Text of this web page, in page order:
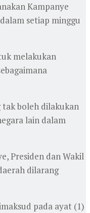
Kampanye
setiap minggu
melakukan
tak boleh dilakukan
lain dalam
Presiden dan Wakil
dilarang
pada ayat (1)